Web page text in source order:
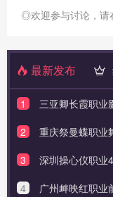
◎欢迎参与讨论，请
最新发布
1
三亚卿长霞职业
2
重庆祭曼蝶职业
3
深圳操心仪职业
4
广州衅映红职